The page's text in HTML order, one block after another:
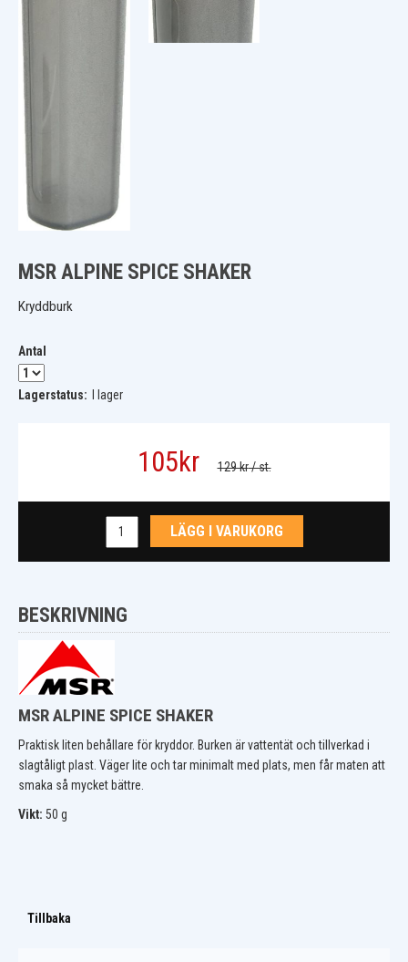
MSR ALPINE SPICE SHAKER
Kryddburk
Antal
Lagerstatus: I lager
105kr 129 kr/ st.
LÄGG I VARUKORG
BESKRIVNING
MSR ALPINE SPICE SHAKER
Praktisk liten behållare för kryddor. Burken är vattentät och tillverkad i
slagtåligt plast. Väger lite och tar minimalt med plats, men får maten att
smaka så mycket bättre.
Vikt: 50 g
Tillbaka